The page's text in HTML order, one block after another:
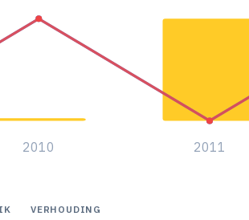
2010 2011
VERHOUDING